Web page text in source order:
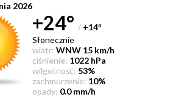
2026
+24° / +14°
Słonecznie
wiatr: WNW 15 km/h
ciśnienie: 1022 hPa
wilgotność: 53%
zachmurzenie: 10%
opady: 0.0 mm/h